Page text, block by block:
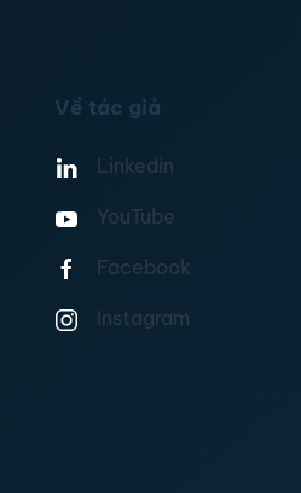
Về tác giả
Linkedin
YouTube
Facebook
Instagram